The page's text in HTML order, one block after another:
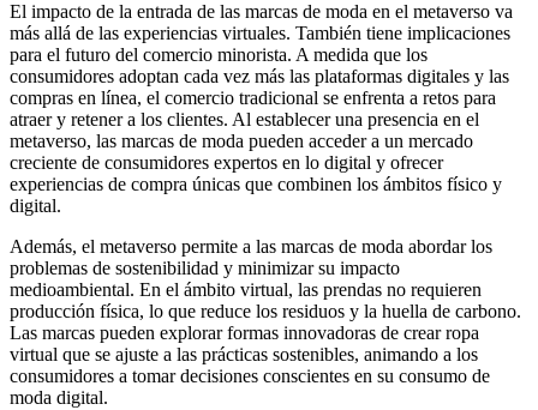
El impacto de la entrada de las marcas de moda en el metaverso va
más allá de las experiencias virtuales. También tiene implicaciones
para el futuro del comercio minorista. A medida que los
consumidores adoptan cada vez más las plataformas digitales y las
compras en línea, el comercio tradicional se enfrenta a retos para
atraer y retener a los clientes. Al establecer una presencia en el
metaverso, las marcas de moda pueden acceder a un mercado
creciente de consumidores expertos en lo digital y ofrecer
experiencias de compra únicas que combinen los ámbitos físico y
digital.
Además, el metaverso permite a las marcas de moda abordar los
problemas de sostenibilidad y minimizar su impacto
medioambiental. En el ámbito virtual, las prendas no requieren
producción física, lo que reduce los residuos y la huella de carbono.
Las marcas pueden explorar formas innovadoras de crear ropa
virtual que se ajuste a las prácticas sostenibles, animando a los
consumidores a tomar decisiones conscientes en su consumo de
moda digital.